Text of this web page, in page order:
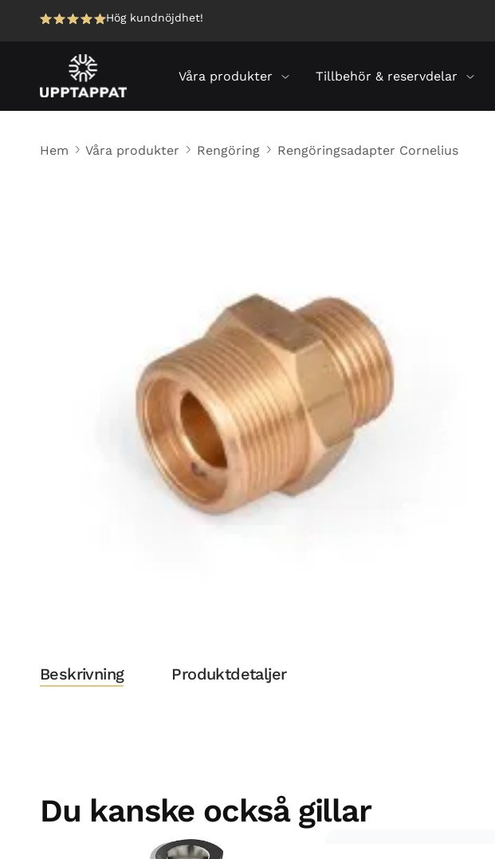
Hög kundnöjdhet!
Våra produkter Tillbehör & reservdelar
Hem Våra produkter Rengöring Rengöringsadapter Cornelius
Beskrivning Produktdetaljer
Du kanske också gillar